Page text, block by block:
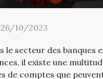
26/10/2023
le secteur des banques
il existe une
de comptes que